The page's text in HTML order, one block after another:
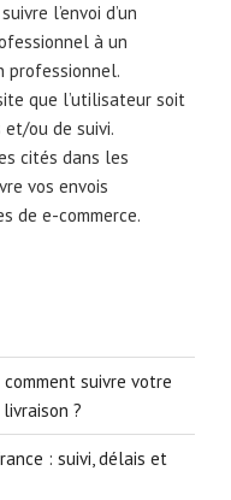
l’envoi d’un
à un
professionnel.
que l’utilisateur soit
et/ou de suivi.
cités dans les
vos envois
de e-commerce.
comment suivre votre
?
: suivi, délais et